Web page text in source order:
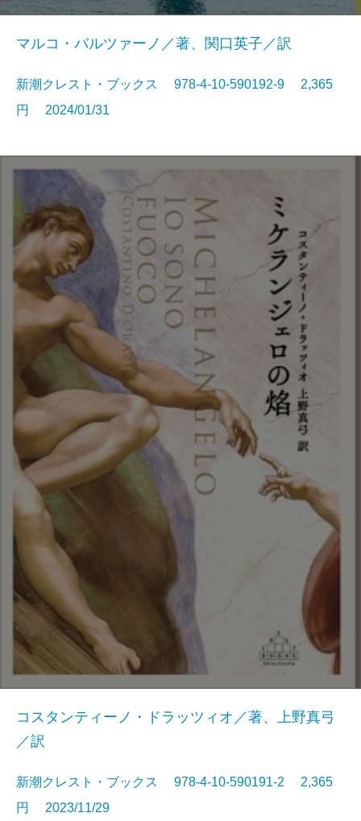
マルコ・バルツァーノ／著、関口英子／訳
新潮クレスト・ブックス 978-4-10-590192-9 2,365
円 2024/01/31
コスタンティーノ・ドラッツィオ／著、上野真弓
／訳
新潮クレスト・ブックス 978-4-10-590191-2 2,365
円 2023/11/29